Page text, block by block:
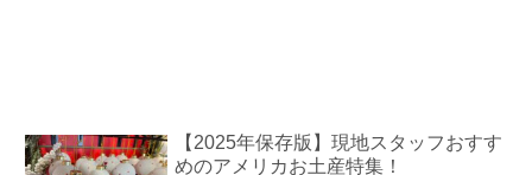
【2025年保存版】現地スタッフおすす
めのアメリカお土産特集！